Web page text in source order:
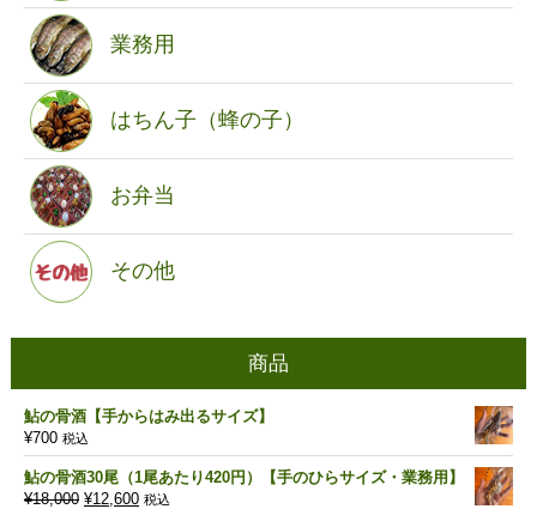
業務用
はちん子（蜂の子）
お弁当
その他
商品
鮎の骨酒【手からはみ出るサイズ】
¥700 税込
鮎の骨酒30尾（1尾あたり420円）【手のひらサイズ・業務用】
¥18,000 元
¥12,600現税込